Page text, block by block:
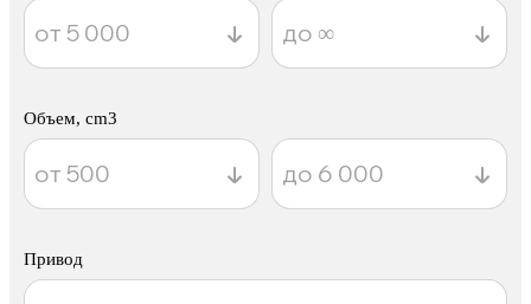
Объем, cm3
Привод